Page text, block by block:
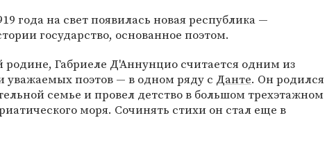
года на свет появилась новая республика —
государство, основанное поэтом.
родине, Габриеле Д'Аннунцио считается одним из
уважаемых поэтов — в одном ряду с Данте. Он родился
семье и провел детство в большом трехэтажном
моря. Сочинять стихи он стал еще в